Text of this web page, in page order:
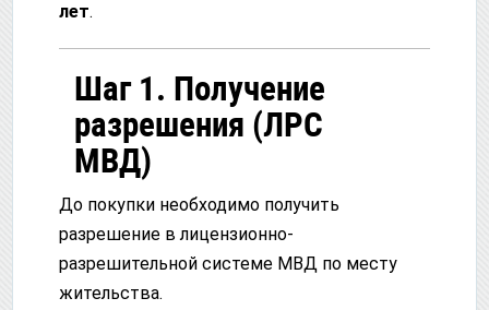
лет.
Шаг 1. Получение
разрешения (ЛРС
МВД)
До покупки необходимо получить
разрешение в лицензионно-
разрешительной системе МВД по месту
жительства.